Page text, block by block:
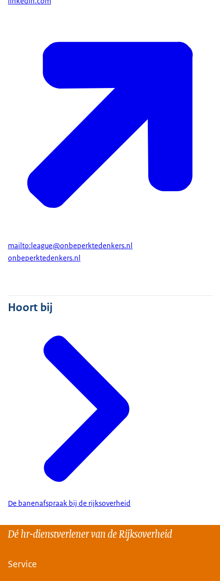
mailto:league@onbeperktedenkers.nl
onbeperktedenkers.nl
Hoort bij
De banenafspraak bij de rijksoverheid
Dé hr-dienstverlener van de Rijksoverheid
Service